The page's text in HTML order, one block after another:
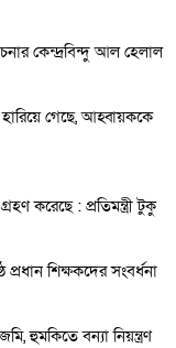
কেন্দ্রবিন্দু আল হেলাল
গেছে, আহ্বায়ককে
করেছে : প্রতিমন্ত্রী টুকু
শিক্ষকদের সংবর্ধনা
হুমকিতে বন্যা নিয়ন্ত্রণ